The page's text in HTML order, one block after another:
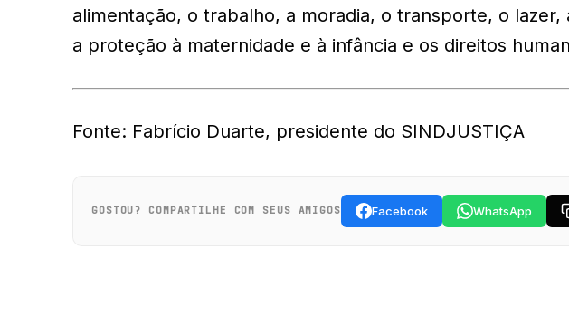
alimentação, o trabalho, a moradia, o transporte, o lazer,
a proteção à maternidade e à infância e os direitos
Fonte: Fabrício Duarte, presidente do SINDJUSTIÇA
GOSTOU? COMPARTILHE COM SEUS AMIGOS Facebook WhatsApp